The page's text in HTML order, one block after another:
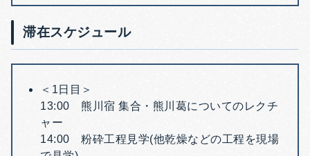
滞在スケジュール
＜1日目＞
13:00 熊川宿 集合・熊川葛についてのレクチ
ャー
14:00 粉砕工程見学(他乾燥などの工程を現場